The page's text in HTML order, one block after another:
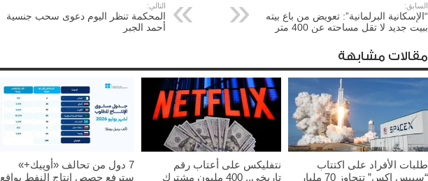
السابق:
“الإسكانية البرلمانية”: تعويض من باع بيته
ببيت جديد لا تقل مساحته عن 400 متر
التالي:
المحكمة تنظر اليوم دعوى سحب جنسية
أحمد الجبر
مقالات مشابهة
طلبات الأفراد على اكتتاب
“سبيس إكس” تتجاوز 70 مليار
نتفليكس على أعتاب رقم
تاريخي.. 400 مليون مشترك
7 دول من تحالف «أوپيك+»
سترفع حصص إنتاج النفط بواقع